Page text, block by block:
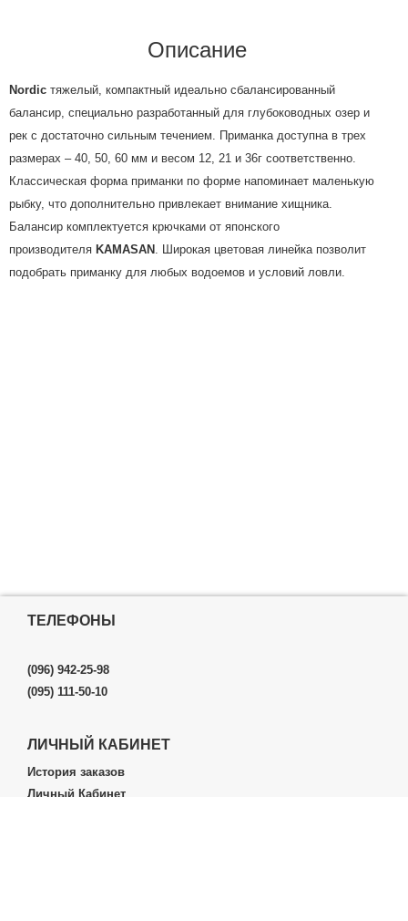
Описание
Nordic тяжелый, компактный идеально сбалансированный
балансир, специально разработанный для глубоководных озер и
рек с достаточно сильным течением. Приманка доступна в трех
размерах – 40, 50, 60 мм и весом 12, 21 и 36г соответственно.
Классическая форма приманки по форме напоминает маленькую
рыбку, что дополнительно привлекает внимание хищника.
Балансир комплектуется крючками от японского
производителя KAMASAN . Широкая цветовая линейка позволит
подобрать приманку для любых водоемов и условий ловли.
ТЕЛЕФОНЫ
(096) 942-25-98
(095) 111-50-10
ЛИЧНЫЙ КАБИНЕТ
История заказов
Личный Кабинет